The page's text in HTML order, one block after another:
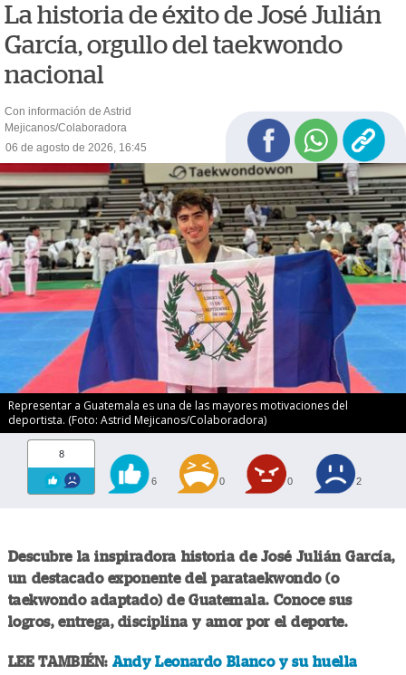
La historia de éxito de José Julián
García, orgullo del taekwondo
nacional
Con información de Astrid
Mejicanos/Colaboradora
06 de agosto de 2026, 16:45
Representar a Guatemala es una de las mayores motivaciones del
deportista. (Foto: Astrid Mejicanos/Colaboradora)
8
6 0 0 2
Descubre la inspiradora historia de José Julián García,
un destacado exponente del parataekwondo (o
taekwondo adaptado) de Guatemala. Conoce sus
logros, entrega, disciplina y amor por el deporte.
LEE TAMBIÉN: Andy Leonardo Blanco y su huella